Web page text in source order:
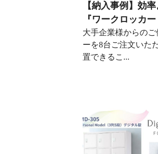
【納入事例】効
『ワークロッカー
大手企業様からの
ーを8台ご注文いた
置できるこ...